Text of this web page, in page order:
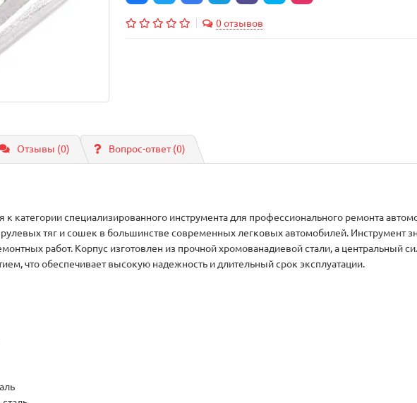
0 отзывов
Отзывы (0) Вопрос-ответ(0)
к категории специализированного инструмента для профессионального ремонта
тяг и сошек в большинстве современных легковых автомобилей. Инструмент
работ. Корпус изготовлен из прочной хромованадиевой стали, а центральный
что обеспечивает высокую надежность и длительный срок эксплуатации.